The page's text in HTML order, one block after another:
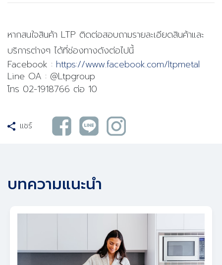
หากสนใจสินค้า LTP ติดต่อสอบถามรายละเอียดสินค้าและ
บริการต่างๆ ได้ที่ช่องทางดังต่อไปนี้
Facebook : https://www.facebook.com/ltpmetal
Line OA : @Ltpgroup
โทร 02-1918766 ต่อ 10
แชร์
บทความแนะนำ